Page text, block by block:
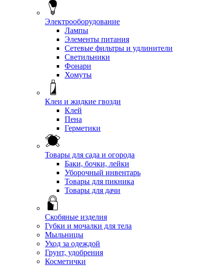
Электрооборудование
Лампы
Элементы питания
Сетевые фильтры и удлинители
Светильники
Фонари
Хомуты
Клеи и жидкие гвозди
Клей
Пена
Герметики
Товары для сада и огорода
Баки, бочки, лейки
Уборочный инвентарь
Товары для пикника
Товары для дачи
Скобяные изделия
Губки и мочалки для тела
Мыльницы
Уход за одеждой
Грунт, удобрения
Косметички